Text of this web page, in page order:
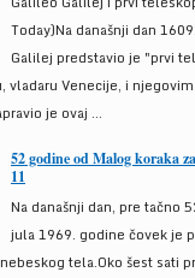
Today)Na današnji dan
Galilej predstavio je "prvi
vladaru Venecije, i
je ovaj ...
52 godine od Malog koraka
11
Na današnji dan, pre tačno
jula 1969. godine čovek je
tela.Oko šest sati